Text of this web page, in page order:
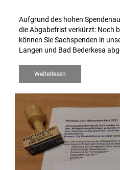
Aufgrund des hohen
die Abgabefrist verkürzt: Noch
können Sie Sachspenden in
Langen und Bad Bederkesa
Weiterlesen